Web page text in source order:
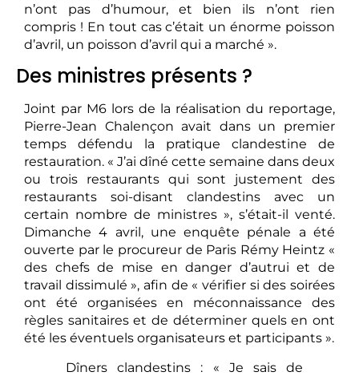
n’ont pas d’humour, et bien ils n’ont rien
compris ! En tout cas c’était un énorme poisson
d’avril, un poisson d’avril qui a marché ».
Des ministres présents ?
Joint par M6 lors de la réalisation du reportage,
Pierre-Jean Chalençon avait dans un premier
temps défendu la pratique clandestine de
restauration. « J’ai dîné cette semaine dans deux
ou trois restaurants qui sont justement des
restaurants soi-disant clandestins avec un
certain nombre de ministres », s’était-il venté.
Dimanche 4 avril, une enquête pénale a été
ouverte par le procureur de Paris Rémy Heintz «
des chefs de mise en danger d’autrui et de
travail dissimulé », afin de « vérifier si des soirées
ont été organisées en méconnaissance des
règles sanitaires et de déterminer quels en ont
été les éventuels organisateurs et participants ».
️ Dîners clandestins : « Je sais de